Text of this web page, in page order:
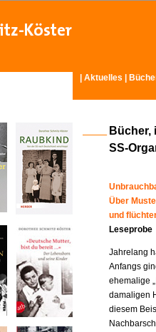
Aktuelles
Bücher,
SS-
Über
und
Leseprobe
Jahrelang
Anfangs
ehemalige
damaligen
diesem